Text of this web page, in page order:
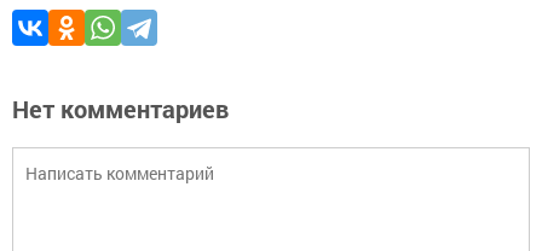
Нет комментариев